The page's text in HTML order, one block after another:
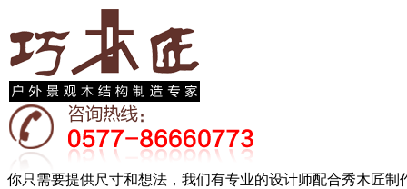
你只需要提供尺寸和想法，我们有专业的设计师配合秀木匠制